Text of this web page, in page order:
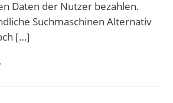
Daten der Nutzer bezahlen.
Suchmaschinen Alternativ
[…]